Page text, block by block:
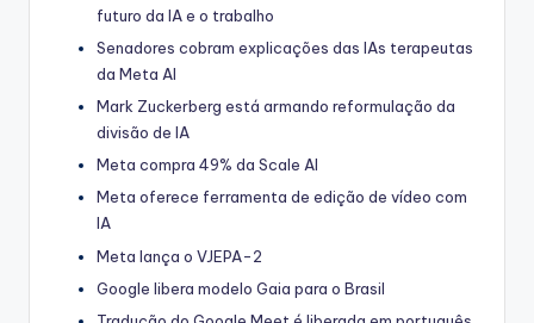
futuro da IA e o trabalho
Senadores cobram explicações das IAs terapeutas
da Meta AI
Mark Zuckerberg está armando reformulação da
divisão de IA
Meta compra 49% da Scale AI
Meta oferece ferramenta de edição de vídeo com
IA
Meta lança o VJEPA-2
Google libera modelo Gaia para o Brasil